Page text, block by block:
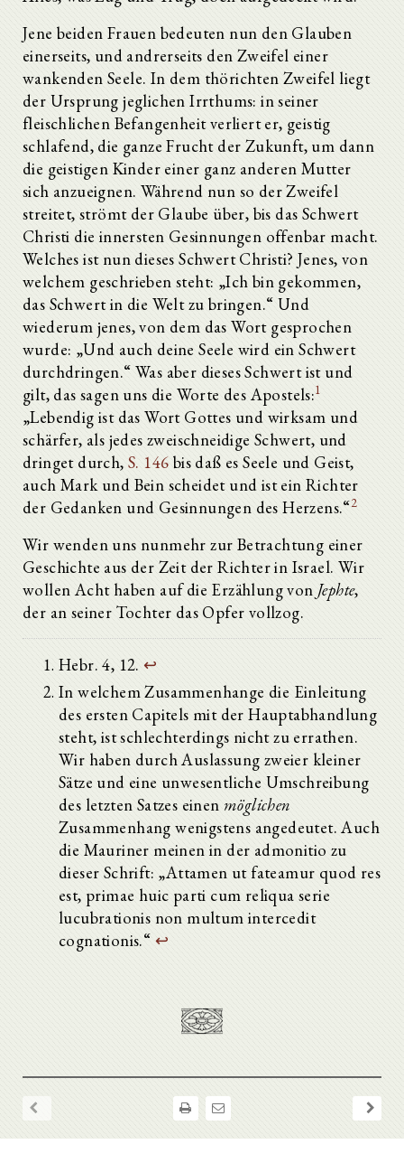
Jene beiden Frauen bedeuten nun den Glauben
einerseits, und andrerseits den Zweifel einer
wankenden Seele. In dem thörichten Zweifel liegt
der Ursprung jeglichen Irrthums: in seiner
fleischlichen Befangenheit verliert er, geistig
schlafend, die ganze Frucht der Zukunft, um dann
die geistigen Kinder einer ganz anderen Mutter
sich anzueignen. Während nun so der Zweifel
streitet, strömt der Glaube über, bis das Schwert
Christi die innersten Gesinnungen offenbar macht.
Welches ist nun dieses Schwert Christi? Jenes, von
welchem geschrieben steht: „Ich bin gekommen,
das Schwert in die Welt zu bringen.“ Und
wiederum jenes, von dem das Wort gesprochen
wurde: „Und auch deine Seele wird ein Schwert
durchdringen.“ Was aber dieses Schwert ist und
gilt, das sagen uns die Worte des Apostels:1
„Lebendig ist das Wort Gottes und wirksam und
schärfer, als jedes zweischneidige Schwert, und
dringet durch,S. 146 bis daß es Seele und Geist,
auch Mark und Bein scheidet und ist ein Richter
der Gedanken und Gesinnungen des Herzens.“2
Wir wenden uns nunmehr zur Betrachtung einer
Geschichte aus der Zeit der Richter in Israel. Wir
wollen Acht haben auf die Erzählung von Jephte,
der an seiner Tochter das Opfer vollzog.
Hebr. 4, 12. ↩
In welchem Zusammenhange die Einleitung
des ersten Capitels mit der Hauptabhandlung
steht, ist schlechterdings nicht zu errathen.
Wir haben durch Auslassung zweier kleiner
Sätze und eine unwesentliche Umschreibung
des letzten Satzes einen möglichen
Zusammenhang wenigstens angedeutet. Auch
die Mauriner meinen in der admonitio zu
dieser Schrift: „Attamen ut fateamur quod res
est, primae huic parti cum reliqua serie
lucubrationis non multum intercedit
cognationis.“ ↩